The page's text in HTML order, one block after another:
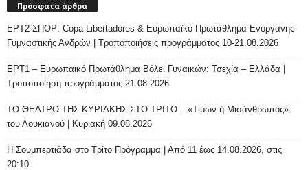
Πρόσφατα άρθρα
ΕΡΤ2 ΣΠΟΡ: Copa Libertadores & Ευρωπαϊκό Πρωτάθλημα Ενόργανης
Γυμναστικής Ανδρών | Τροποποιήσεις προγράμματος 10-21.08.2026
ΕΡΤ1 – Ευρωπαϊκό Πρωτάθλημα Βόλεϊ Γυναικών: Τσεχία – Ελλάδα |
Τροποποίηση προγράμματος 21.08.2026
ΤΟ ΘΕΑΤΡΟ ΤΗΣ ΚΥΡΙΑΚΗΣ ΣΤΟ ΤΡΙΤΟ – «Τίμων ή Μισάνθρωπος»
του Λουκιανού | Κυριακή 09.08.2026
H Σουμπερτιάδα στο Τρίτο Πρόγραμμα | Από 11 έως 14.08.2026, στις
20:10